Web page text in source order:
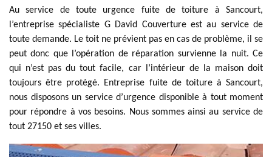
Au service de toute urgence fuite de toiture à Sancourt,
l’entreprise spécialiste G David Couverture est au service de
toute demande. Le toit ne prévient pas en cas de problème, il se
peut donc que l’opération de réparation survienne la nuit. Ce
qui n’est pas du tout facile, car l’intérieur de la maison doit
toujours être protégé. Entreprise fuite de toiture à Sancourt,
nous disposons un service d’urgence disponible à tout moment
pour répondre à vos besoins. Nous sommes ainsi au service de
tout 27150 et ses villes.